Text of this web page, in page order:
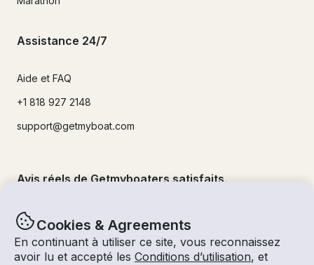
Cookies & Agreements
En continuant à utiliser ce site, vous reconnaissez
avoir lu et accepté les Conditions d’utilisation, et
Assistance 24/7
Aide et FAQ
+1 818 927 2148
support@getmyboat.com
Avis réels de Getmyboaters satisfaits.